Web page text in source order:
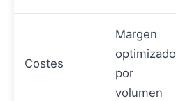
Costes
Margen
optimizado
por
volumen